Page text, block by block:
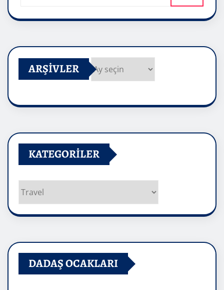
ARŞIVLER
KATEGORILER
Kategoriler
DADAŞ OCAKLARI